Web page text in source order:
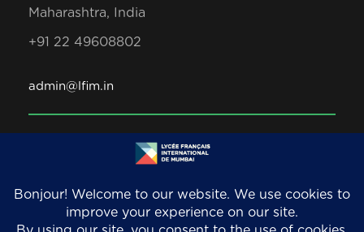
Maharashtra, India
+91 22 49608802
admin@lfim.in